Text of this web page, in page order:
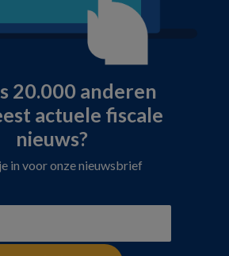
20.000 anderen
actuele fiscale
nieuws?
in voor onze nieuwsbrief